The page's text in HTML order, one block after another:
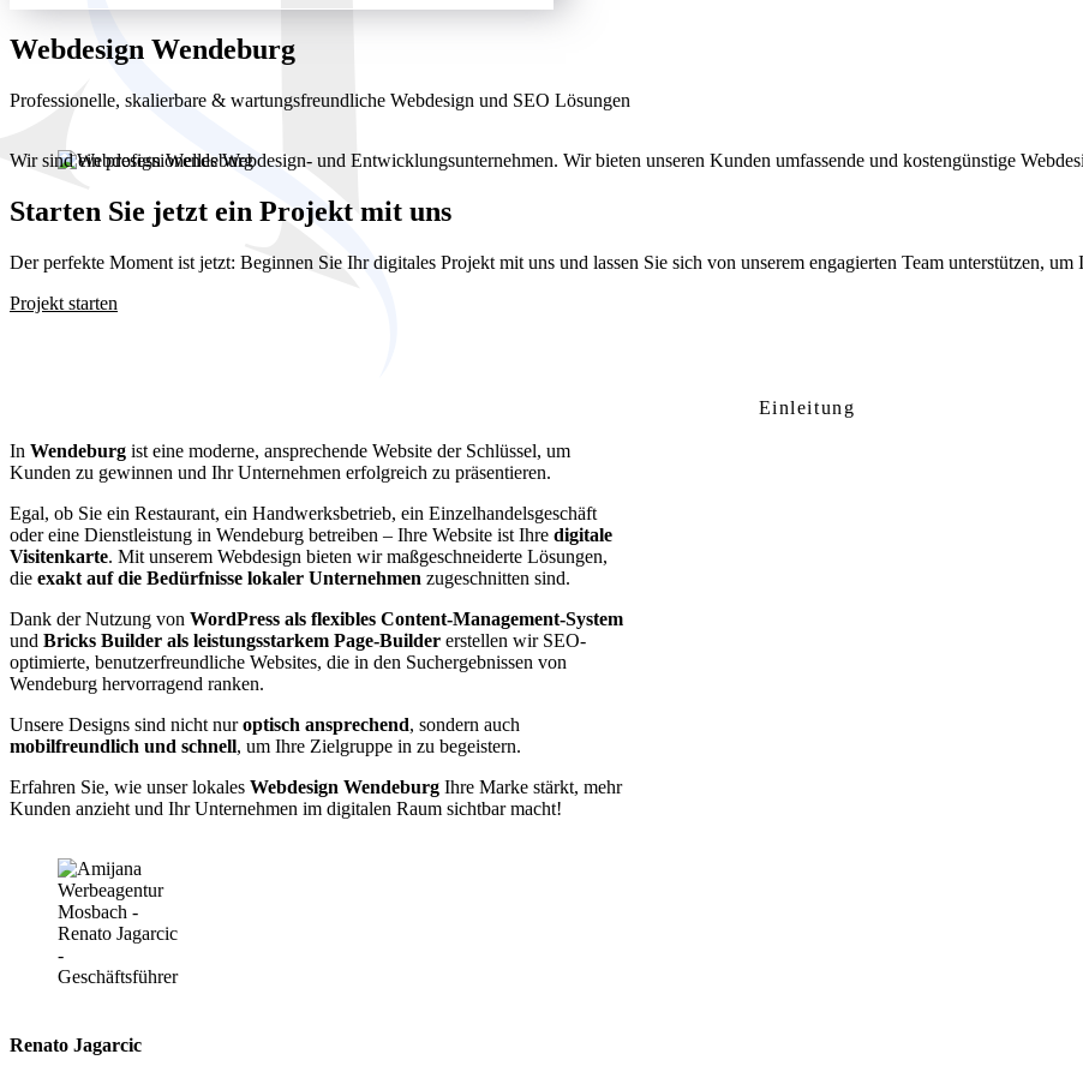
Webdesign Wendeburg
Professionelle, skalierbare & wartungsfreundliche Webdesign und SEO Lösungen
Wir sind ein professionelles Webdesign- und Entwicklungsunternehmen. Wir bieten unseren Kunden umfassende und kostengünstige
Starten Sie jetzt ein Projekt mit uns
Der perfekte Moment ist jetzt: Beginnen Sie Ihr digitales Projekt mit uns und lassen Sie sich von unserem engagierten Team unterstützen,
Projekt starten
Webdesign Wendeburg: Ihre professionelle Website für
Einleitung
In Wendeburg ist eine moderne, ansprechende Website der Schlüssel, um
Kunden zu gewinnen und Ihr Unternehmen erfolgreich zu präsentieren.
Egal, ob Sie ein Restaurant, ein Handwerksbetrieb, ein Einzelhandelsgeschäft
oder eine Dienstleistung in Wendeburg betreiben – Ihre Website ist Ihre digitale
Visitenkarte. Mit unserem Webdesign bieten wir maßgeschneiderte Lösungen,
die exakt auf die Bedürfnisse lokaler Unternehmen zugeschnitten sind.
Dank der Nutzung von WordPress als flexibles Content-Management-System
und Bricks Builder als leistungsstarkem Page-Builder erstellen wir SEO-
optimierte, benutzerfreundliche Websites, die in den Suchergebnissen von
Wendeburg hervorragend ranken.
Unsere Designs sind nicht nuroptisch ansprechend, sondern auch
mobilfreundlich und schnell, um Ihre Zielgruppe in zu begeistern.
Erfahren Sie, wie unser lokales Webdesign Wendeburg Ihre Marke stärkt, mehr
Kunden anzieht und Ihr Unternehmen im digitalen Raum sichtbar macht!
Renato Jagarcic